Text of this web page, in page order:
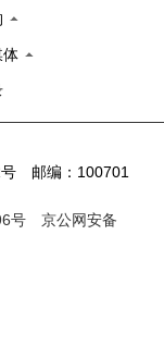
体
号 邮编：100701
号
京公网安备